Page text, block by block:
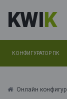
KWIK
КОНФИГУРАТОР ПК
Онлайн